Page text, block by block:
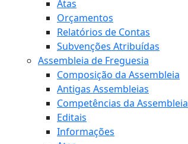
Atas
Orçamentos
Relatórios de Contas
Subvenções Atribuídas
Assembleia de Freguesia
Composição da Assembleia
Antigas Assembleias
Competências da Assembleia
Editais
Informações